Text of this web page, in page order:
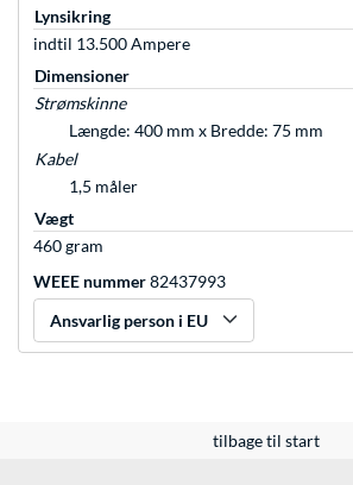
Lynsikring
indtil 13.500 Ampere
Dimensioner
Strømskinne
Længde: 400 mm x Bredde: 75 mm
Kabel
1,5 måler
Vægt
460 gram
WEEE nummer82437993
Ansvarlig person i EU
tilbage til start